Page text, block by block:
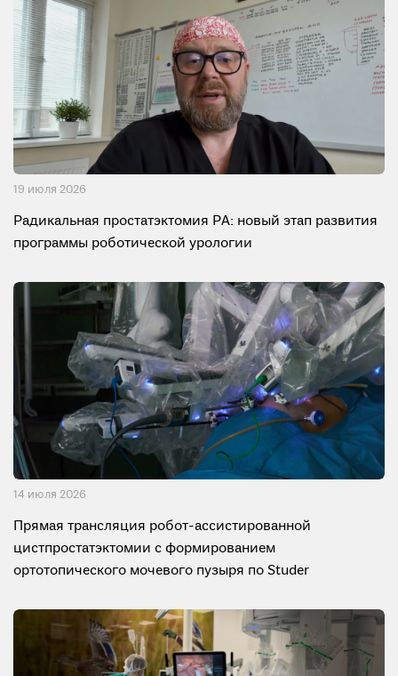
19 июля 2026
Радикальная простатэктомия РА: новый этап развития
программы роботической урологии
14 июля 2026
Прямая трансляция робот-ассистированной
цистпростатэктомии с формированием
ортотопического мочевого пузыря по Studer